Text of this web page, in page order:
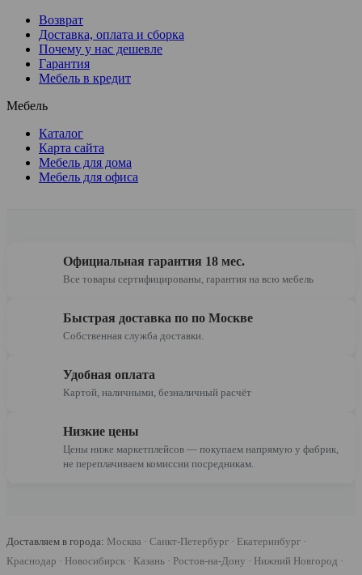
Возврат
Доставка, оплата и сборка
Почему у нас дешевле
Гарантия
Мебель в кредит
Мебель
Каталог
Карта сайта
Мебель для дома
Мебель для офиса
Официальная гарантия 18 мес.
Все товары сертифицированы, гарантия на всю мебель
Быстрая доставка по по Москве
Собственная служба доставки.
Удобная оплата
Картой, наличными, безналичный расчёт
Низкие цены
Цены ниже маркетплейсов — покупаем напрямую у фабрик,
не переплачиваем комиссии посредникам.
Доставляем в города: Москва · Санкт-Петербург · Екатеринбург ·
Краснодар · Новосибирск · Казань · Ростов-на-Дону · Нижний Новгород ·